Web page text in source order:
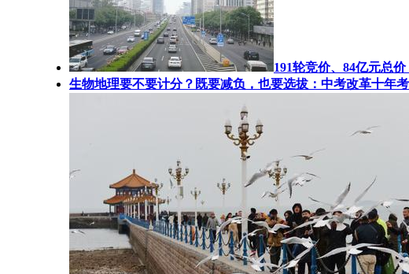
191轮竞价、84亿元总
生物地理要不要计分？既要减负，也要选拔：中考改革十年考